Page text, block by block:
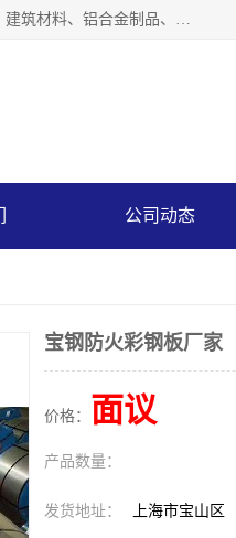
上海轩本实业有限公司成立于2017年，注册地位于上海市宝山区。经营范围包括金属材料、五金交电、建筑材料、铝合金制品、机械设备、电线电缆、装潢材料等；公司主营产品：宝钢彩钢板、宝钢彩钢卷、宝钢彩涂板、宝钢彩涂卷、宝钢高耐候彩钢板，宝钢氟碳彩钢板。是一家集钢铁贸易，物流、加工为一体的产业全配套公司。
公司动态
宝钢防火彩钢板厂家
价格： 面议
产品数量：
发货地址： 上海市宝山区